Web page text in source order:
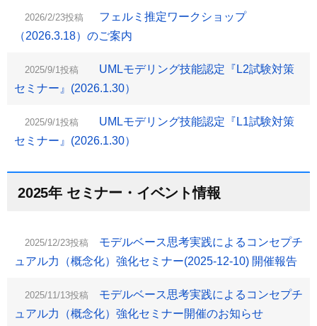
2026/2/23投稿
フェルミ推定ワークショップ
（2026.3.18）のご案内
2025/9/1投稿
UMLモデリング技能認定『L2試験対策
セミナー』(2026.1.30）
2025/9/1投稿
UMLモデリング技能認定『L1試験対策
セミナー』(2026.1.30）
2025年 セミナー・イベント情報
2025/12/23投稿
モデルベース思考実践によるコンセプチ
ュアル力（概念化）強化セミナー(2025-12-10) 開催報告
2025/11/13投稿
モデルベース思考実践によるコンセプチ
ュアル力（概念化）強化セミナー開催のお知らせ